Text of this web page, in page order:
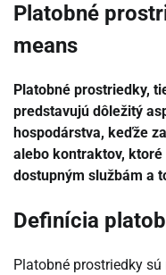
Platobné
means
Platobné prostriedky,
predstavujú dôležitý
hospodárstva, keďže
alebo kontraktov,
dostupným službám a
Definícia
Platobné prostriedky